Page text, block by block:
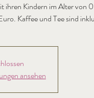
ihren Kindern im Alter von
Kaffee und Tee sind
ansehen